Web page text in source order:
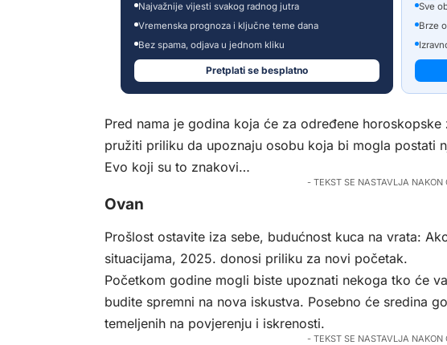
Najvažnije vijesti svakog radnog jutra
Vremenska prognoza i ključne teme dana
Bez spama, odjava u jednom kliku
Pretplati se besplatno
Sve
Brze
Pred nama je godina koja će za određene
pružiti priliku da upoznaju osobu koja bi mogla postati
Evo koji su to znakovi…
- TEKST SE NASTAVLJA NAKON
Ovan
Prošlost ostavite iza sebe, budućnost kuca na vrata:
situacijama, 2025. donosi priliku za novi početak.
Početkom godine mogli biste upoznati nekoga tko će
budite spremni na nova iskustva. Posebno će sredina
temeljenih na povjerenju i iskrenosti.
- TEKST SE NASTAVLJA NAKON